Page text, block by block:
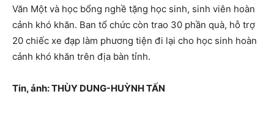
Văn Một và học bổng nghề tặng học sinh, sinh viên hoàn
cảnh khó khăn. Ban tổ chức còn trao 30 phần quà, hỗ trợ
20 chiếc xe đạp làm phương tiện đi lại cho học sinh hoàn
cảnh khó khăn trên địa bàn tỉnh.
Tin, ảnh: THÙY DUNG-HUỲNH TẤN